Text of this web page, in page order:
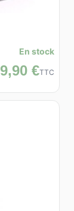
En stock
9,90 €TTC